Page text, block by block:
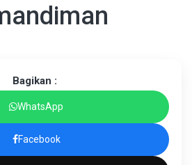
Bagikan :
WhatsApp
Facebook